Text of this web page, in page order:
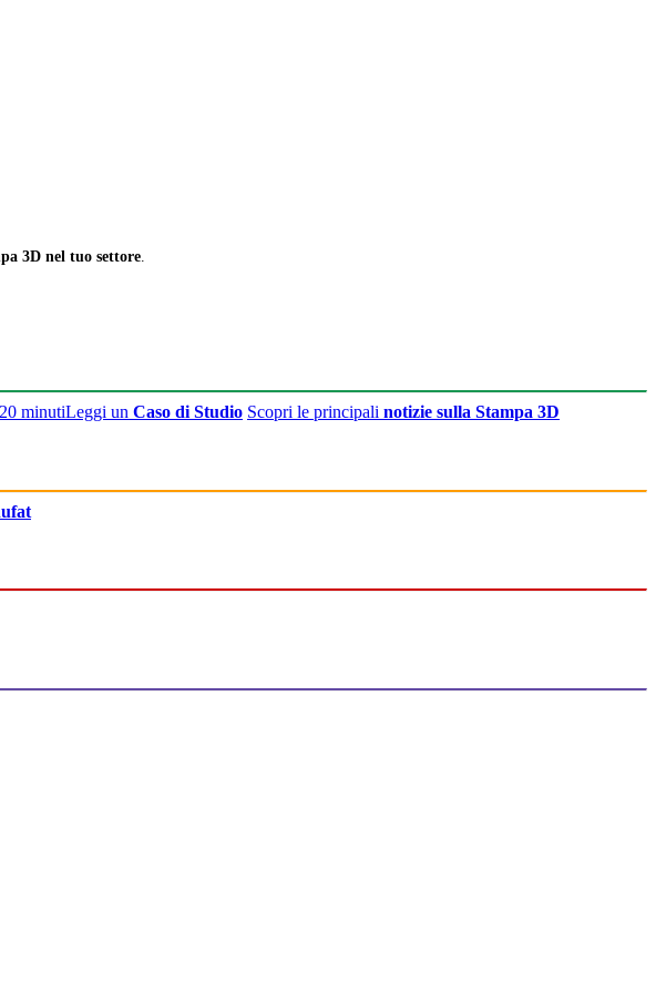
3D nel tuo settore
minutiLeggi un Caso di Studio Scopri le principali notizie sulla Stampa 3D